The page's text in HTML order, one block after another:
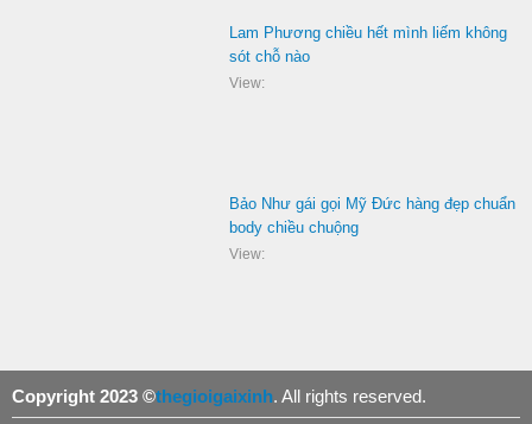
Lam Phương chiều hết mình liếm không
sót chỗ nào
View:
Bảo Như gái gọi Mỹ Đức hàng đẹp chuẩn
body chiều chuộng
View:
Copyright 2023 ©thegioigaixinh. All rights reserved.